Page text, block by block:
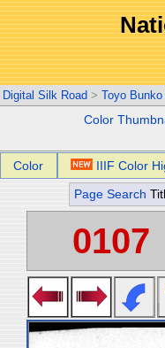
Digital Silk Road > Toyo
Color
Color IIIF Color
Page Search
0107